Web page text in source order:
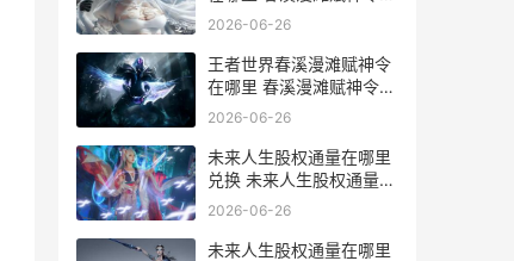
置收集策略 王者世界春溪
2026-06-26
王者世界春溪漫滩赋神令
在哪里 春溪漫滩赋神令位
置收集策略 王者世界春溪
2026-06-26
未来人生股权通量在哪里
兑换 未来人生股权通量怎
么轻松赚
2026-06-26
未来人生股权通量在哪里